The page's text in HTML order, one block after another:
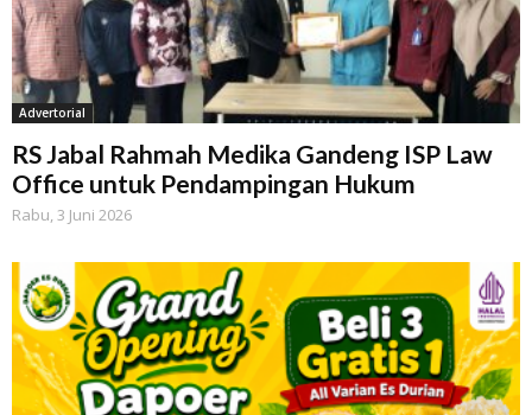
Advertorial
RS Jabal Rahmah Medika Gandeng ISP Law
Office untuk Pendampingan Hukum
Rabu, 3 Juni 2026